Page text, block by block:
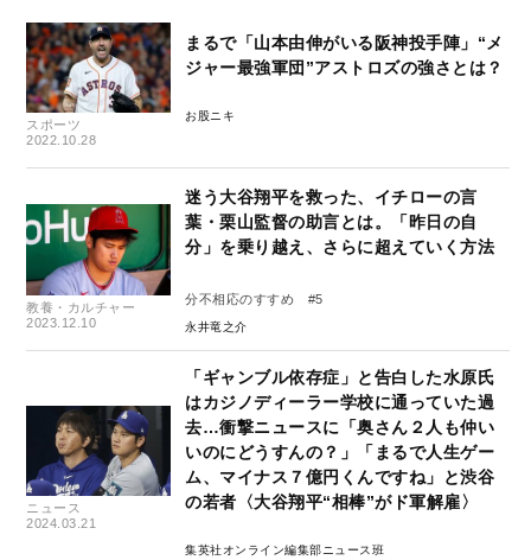
スポーツ
2022.10.28
まるで「山本由伸がいる阪神投手陣」“メ
ジャー最強軍団”アストロズの強さとは？
お股ニキ
教養・カルチャー
2023.12.10
迷う大谷翔平を救った、イチローの言
葉・栗山監督の助言とは。「昨日の自
分」を乗り越え、さらに超えていく方法
分不相応のすすめ #5
永井竜之介
ニュース
2024.03.21
「ギャンブル依存症」と告白した水原氏
はカジノディーラー学校に通っていた過
去…衝撃ニュースに「奥さん２人も仲い
いのにどうすんの？」「まるで人生ゲー
ム、マイナス７億円くんですね」と渋谷
の若者〈大谷翔平“相棒”がド軍解雇〉
集英社オンライン編集部ニュース班